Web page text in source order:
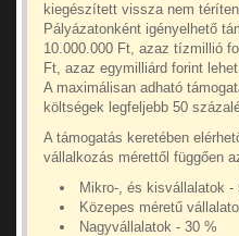
kiegészített vissza nem
Pályázatonként igényelhető
10.000.000 Ft, azaz tízmillió
Ft, azaz egymilliárd forint
A maximálisan adható
költségek legfeljebb 50
A támogatás keretében
vállalkozás mérettől függően
Mikro-, és kisvállalatok -
Közepes méretű
Nagyvállalatok - 30 %